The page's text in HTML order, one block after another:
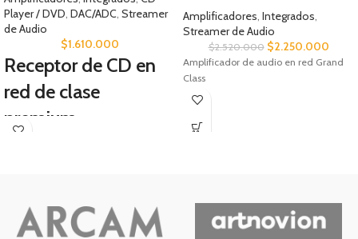
Player / DVD, DAC/ADC, Streamer
de Audio
$1.610.000
Receptor de CD en
red de clase
premium
hasta transmisión de música y más,
con un entorno de audio lujoso,
Amplificadores, Integrados,
Streamer de Audio
$2.520.000 $2.250.000
Amplificador de audio en red Grand
Class